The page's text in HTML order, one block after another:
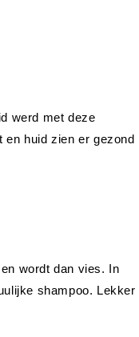
werd met deze
en huid zien er gezond
wordt dan vies. In
shampoo. Lekker